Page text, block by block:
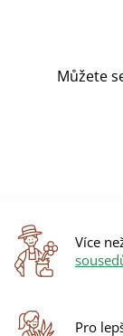
Můžete
Více
Pro